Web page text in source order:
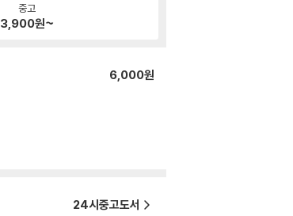
중고
3,900원~
6,000원
24시중고도서